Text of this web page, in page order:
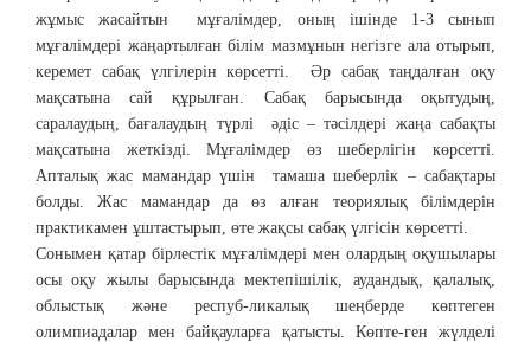
жұмыс жасайтын мұғалімдер, оның ішінде 1-3 сынып
мұғалімдері жаңартылған білім мазмұнын негізге ала отырып,
керемет сабақ үлгілерін көрсетті. Әр сабақ таңдалған оқу
мақсатына сай құрылған. Сабақ барысында оқытудың,
саралаудың, бағалаудың түрлі әдіс – тәсілдері жаңа сабақты
мақсатына жеткізді. Мұғалімдер өз шеберлігін көрсетті.
Апталық жас мамандар үшін тамаша шеберлік – сабақтары
болды. Жас мамандар да өз алған теориялық білімдерін
практикамен ұштастырып, өте жақсы сабақ үлгісін көрсетті.
Сонымен қатар бірлестік мұғалімдері мен олардың оқушылары
осы оқу жылы барысында мектепішілік, аудандық, қалалық,
облыстық және респуб-ликалық шеңберде көптеген
олимпиадалар мен байқауларға қатысты. Көпте-ген жүлделі